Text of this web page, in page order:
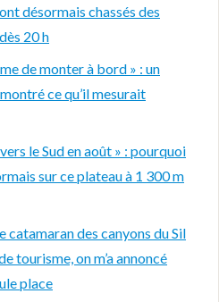
désormais chassés des
20 h
de monter à bord » : un
ce qu’il mesurait
le Sud en août » : pourquoi
sur ce plateau à 1 300 m
catamaran des canyons du Sil
tourisme, on m’a annoncé
place